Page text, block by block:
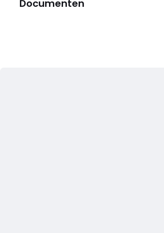
Documenten